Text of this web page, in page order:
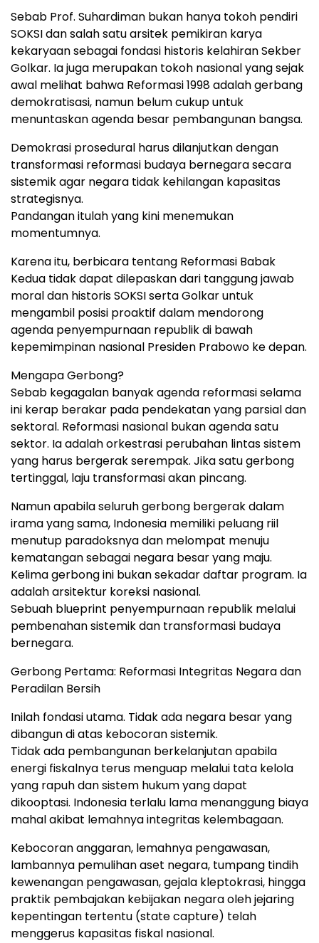
Sebab Prof. Suhardiman bukan hanya tokoh pendiri
SOKSI dan salah satu arsitek pemikiran karya
kekaryaan sebagai fondasi historis kelahiran Sekber
Golkar. Ia juga merupakan tokoh nasional yang sejak
awal melihat bahwa Reformasi 1998 adalah gerbang
demokratisasi, namun belum cukup untuk
menuntaskan agenda besar pembangunan bangsa.
Demokrasi prosedural harus dilanjutkan dengan
transformasi reformasi budaya bernegara secara
sistemik agar negara tidak kehilangan kapasitas
strategisnya.
Pandangan itulah yang kini menemukan
momentumnya.
Karena itu, berbicara tentang Reformasi Babak
Kedua tidak dapat dilepaskan dari tanggung jawab
moral dan historis SOKSI serta Golkar untuk
mengambil posisi proaktif dalam mendorong
agenda penyempurnaan republik di bawah
kepemimpinan nasional Presiden Prabowo ke depan.
Mengapa Gerbong?
Sebab kegagalan banyak agenda reformasi selama
ini kerap berakar pada pendekatan yang parsial dan
sektoral. Reformasi nasional bukan agenda satu
sektor. Ia adalah orkestrasi perubahan lintas sistem
yang harus bergerak serempak. Jika satu gerbong
tertinggal, laju transformasi akan pincang.
Namun apabila seluruh gerbong bergerak dalam
irama yang sama, Indonesia memiliki peluang riil
menutup paradoksnya dan melompat menuju
kematangan sebagai negara besar yang maju.
Kelima gerbong ini bukan sekadar daftar program. Ia
adalah arsitektur koreksi nasional.
Sebuah blueprint penyempurnaan republik melalui
pembenahan sistemik dan transformasi budaya
bernegara.
Gerbong Pertama: Reformasi Integritas Negara dan
Peradilan Bersih
Inilah fondasi utama. Tidak ada negara besar yang
dibangun di atas kebocoran sistemik.
Tidak ada pembangunan berkelanjutan apabila
energi fiskalnya terus menguap melalui tata kelola
yang rapuh dan sistem hukum yang dapat
dikooptasi. Indonesia terlalu lama menanggung biaya
mahal akibat lemahnya integritas kelembagaan.
Kebocoran anggaran, lemahnya pengawasan,
lambannya pemulihan aset negara, tumpang tindih
kewenangan pengawasan, gejala kleptokrasi, hingga
praktik pembajakan kebijakan negara oleh jejaring
kepentingan tertentu (state capture) telah
menggerus kapasitas fiskal nasional.